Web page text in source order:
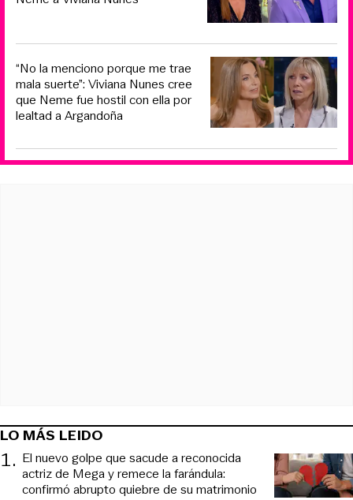
“No la menciono porque me trae
mala suerte”: Viviana Nunes cree
que Neme fue hostil con ella por
lealtad a Argandoña
LO MÁS LEIDO
1. El nuevo golpe que sacude a reconocida
actriz de Mega y remece la farándula:
confirmó abrupto quiebre de su matrimonio